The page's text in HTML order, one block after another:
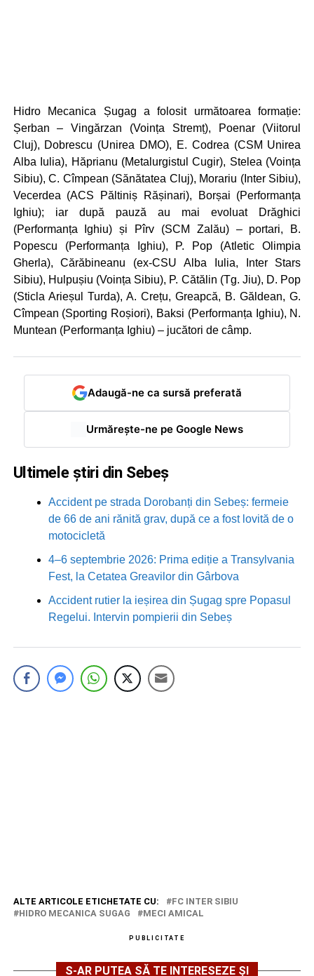
Hidro Mecanica Șugag a folosit următoarea formație:
Șerban – Vingărzan (Voința Stremț), Poenar (Viitorul
Cluj), Dobrescu (Unirea DMO), E. Codrea (CSM Unirea
Alba Iulia), Hăprianu (Metalurgistul Cugir), Stelea (Voința
Sibiu), C. Cîmpean (Sănătatea Cluj), Morariu (Inter Sibiu),
Vecerdea (ACS Păltiniș Rășinari), Borșai (Performanța
Ighiu); iar după pauză au mai evoluat Drăghici
(Performanța Ighiu) și Pîrv (SCM Zalău) – portari, B.
Popescu (Performanța Ighiu), P. Pop (Atletic Olimpia
Gherla), Cărăbineanu (ex-CSU Alba Iulia, Inter Stars
Sibiu), Hulpușiu (Voința Sibiu), P. Cătălin (Tg. Jiu), D. Pop
(Sticla Arieșul Turda), A. Crețu, Greapcă, B. Găldean, G.
Cîmpean (Sporting Roșiori), Baksi (Performanța Ighiu), N.
Muntean (Performanța Ighiu) – jucători de câmp.
Adaugă-ne ca sursă preferată
Urmărește-ne pe Google News
Ultimele știri din Sebeș
Accident pe strada Dorobanți din Sebeș: fermeie
de 66 de ani rănită grav, după ce a fost lovită de o
motocicletă
4–6 septembrie 2026: Prima ediție a Transylvania
Fest, la Cetatea Greavilor din Gârbova
Accident rutier la ieșirea din Șugag spre Popasul
Regelui. Intervin pompierii din Sebeș
ALTE ARTICOLE ETICHETATE CU:
FC INTER SIBIU
HIDRO MECANICA SUGAG
MECI AMICAL
PUBLICITATE
S-AR PUTEA SĂ TE INTERESEZE ȘI